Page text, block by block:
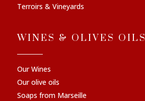
Terroirs & Vineyards
WINES & OLIVES OILS
Our Wines
Our olive oils
Soaps from Marseille